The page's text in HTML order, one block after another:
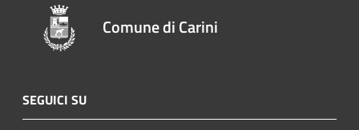
Comune di Carini
SEGUICI SU